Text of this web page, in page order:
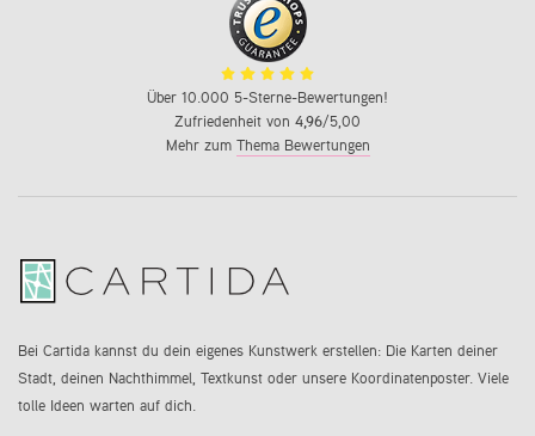
Über 10.000 5-Sterne-Bewertungen!
Zufriedenheit von 4,96/5,00
Mehr zum Thema Bewertungen
Bei Cartida kannst du dein eigenes Kunstwerk erstellen: Die Karten deiner
Stadt, deinen Nachthimmel, Textkunst oder unsere Koordinatenposter. Viele
tolle Ideen warten auf dich.